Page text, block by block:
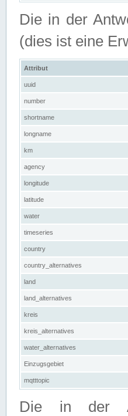
Die in der
(dies ist eine
Attribut
uuid
number
shortname
longname
km
agency
longitude
latitude
water
timeseries
country
country_alternatives
land
land_alternatives
kreis
kreis_alternatives
water_alternatives
Einzugsgebiet
mqtttopic
Die in der